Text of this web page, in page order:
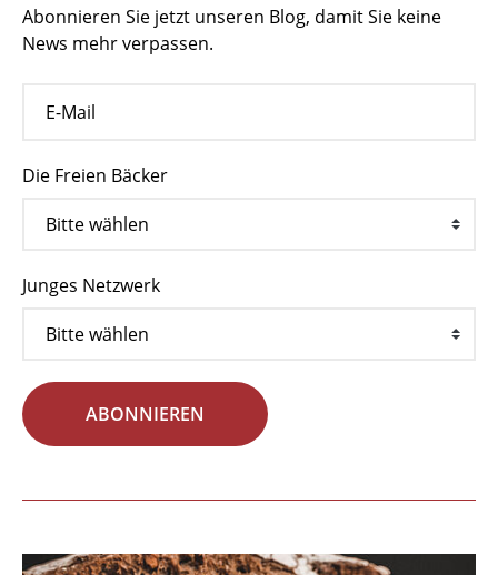
Abonnieren Sie jetzt unseren Blog, damit Sie keine
News mehr verpassen.
Die Freien Bäcker
Junges Netzwerk
ABONNIEREN